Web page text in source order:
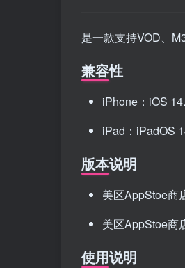
是一款支持VOD、
兼容性
iPhone：iOS
iPad：iPadOS
版本说明
美区AppStoe商
美区AppStoe商
使用说明